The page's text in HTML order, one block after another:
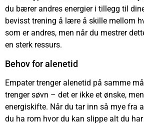
du bærer andres energier i tillegg til
bevisst trening å lære å skille mellom
som er andres, men når du mestrer
en sterk ressurs.
Behov for alenetid
Empater trenger alenetid på samme
trenger søvn – det er ikke et ønske,
energiskifte. Når du tar inn så mye fra
du ha rom hvor du kan slippe alt du